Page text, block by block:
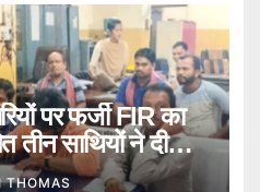
पर फर्जी FIR का
तीन साथियों ने दी
THOMAS